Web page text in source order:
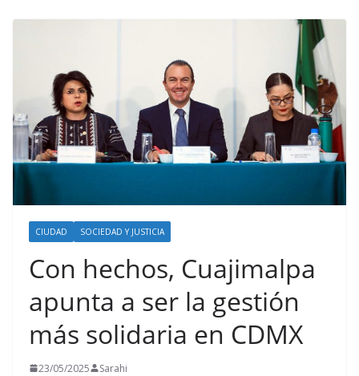
CIUDAD SOCIEDAD Y JUSTICIA
Con hechos, Cuajimalpa
apunta a ser la gestión
más solidaria en CDMX
23/05/2025 Sarahi